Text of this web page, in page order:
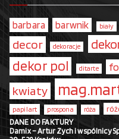
barbara barwnik biały
decor dekoracje
dekor pol ditarte
kwiaty
papilart prospona róża
DANE DO FAKTURY
Damix – Artur Zych i wspólnicy